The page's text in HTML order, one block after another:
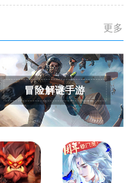
更多
冒险解谜手游